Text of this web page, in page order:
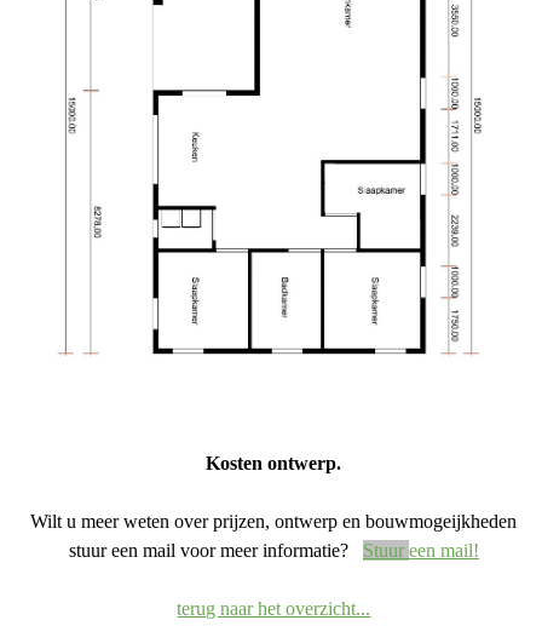
Kosten ontwerp.
Wilt u meer weten over prijzen, ontwerp en bouwmogeijkheden
stuur een mail voor meer informatie? Stuur een mail!
terug naar het overzicht...